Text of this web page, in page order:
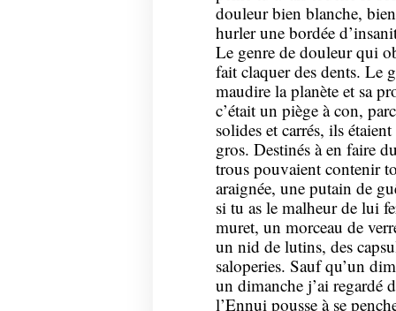
douleur bien blanche,
hurler une bordée
Le genre de douleur qui
fait claquer des dents. Le
maudire la planète et sa
c’était un piège à con,
solides et carrés, ils
gros. Destinés à en faire
trous pouvaient contenir
araignée, une putain de
si tu as le malheur de lui
muret, un morceau de
un nid de lutins, des
saloperies. Sauf qu’un
un dimanche j’ai regardé
l’Ennui pousse à se